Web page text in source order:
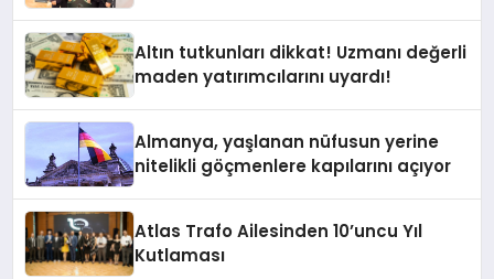
Altın tutkunları dikkat! Uzmanı değerli
maden yatırımcılarını uyardı!
Almanya, yaşlanan nüfusun yerine
nitelikli göçmenlere kapılarını açıyor
Atlas Trafo Ailesinden 10’uncu Yıl
Kutlaması